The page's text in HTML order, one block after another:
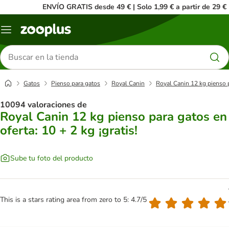
ENVÍO GRATIS desde 49 € | Solo 1,99 € a partir de 29 €
Menú
Buscar
productos
Gatos Pienso para gatos Royal Canin Royal Canin 12 kg pienso
10094 valoraciones de
Royal Canin 12 kg pienso para gatos en
oferta: 10 + 2 kg ¡gratis!
Sube tu foto del producto
This is a stars rating area from zero to 5: 4.7/5